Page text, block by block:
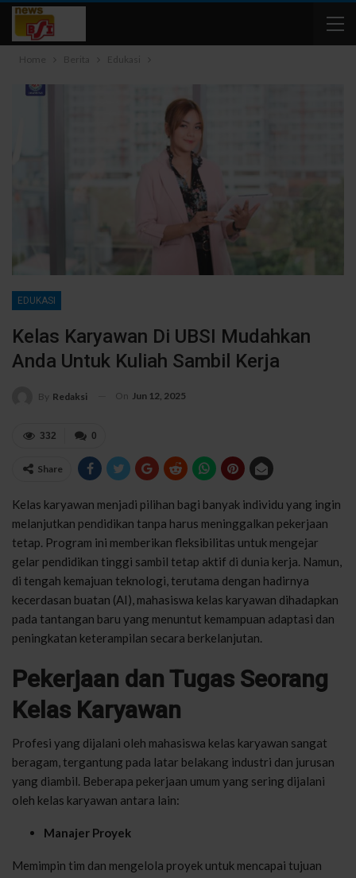
Home Berita Edukasi
EDUKASI
Kelas Karyawan Di UBSI Mudahkan
Anda Untuk Kuliah Sambil Kerja
By Redaksi On Jun 12, 2025
0
332
Share
Kelas karyawan menjadi pilihan bagi banyak individu yang ingin
melanjutkan pendidikan tanpa harus meninggalkan pekerjaan
tetap. Program ini memberikan fleksibilitas untuk mengejar
gelar pendidikan tinggi sambil tetap aktif di dunia kerja. Namun,
di tengah kemajuan teknologi, terutama dengan hadirnya
kecerdasan buatan (AI), mahasiswa kelas karyawan dihadapkan
pada tantangan baru yang menuntut kemampuan adaptasi dan
peningkatan keterampilan secara berkelanjutan.
Pekerjaan dan Tugas Seorang
Kelas Karyawan
Profesi yang dijalani oleh mahasiswa kelas karyawan sangat
beragam, tergantung pada latar belakang industri dan jurusan
yang diambil. Beberapa pekerjaan umum yang sering dijalani
oleh kelas karyawan antara lain:
Manajer Proyek
Memimpin tim dan mengelola proyek untuk mencapai tujuan